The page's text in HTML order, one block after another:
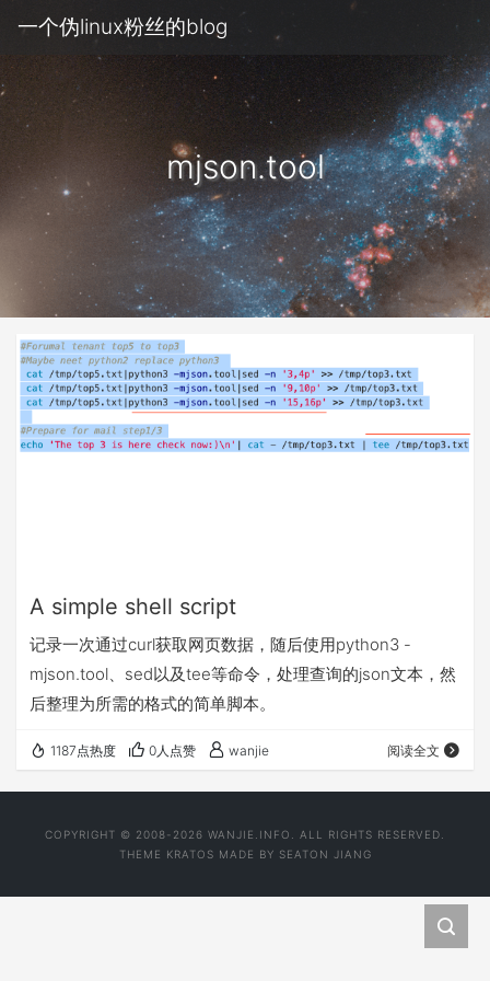
一个伪linux粉丝的blog
mjson.tool
A simple shell script
记录一次通过curl获取网页数据，随后使用python3 -
mjson.tool、sed以及tee等命令，处理查询的json文本，然
后整理为所需的格式的简单脚本。
1187点热度 0人点赞 wanjie 阅读全文
COPYRIGHT © 2008-2026 WANJIE.INFO. ALL RIGHTS RESERVED.
THEME KRATOS MADE BY SEATON JIANG